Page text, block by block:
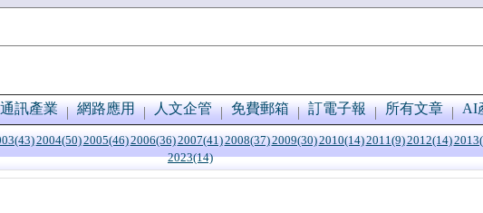
通訊產業 網路應用 人文企管 免費郵箱 訂電子報 所有文章 AI
2004(50)2005(46)2006(36)2007(41)2008(37)2009(30)2010(14)2011(9)2012(14)
2023(14)